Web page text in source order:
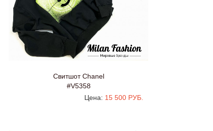
Свитшот Chanel
#V5358
Цена: 15 500 РУБ.